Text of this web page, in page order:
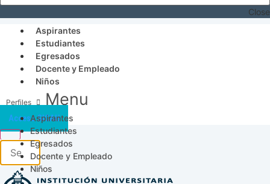
Close
Aspirantes
Estudiantes
Egresados
Docente y Empleado
Niños
Menu
Aspirantes
Estudiantes
Egresados
Docente y Empleado
Niños
Acceso SICAU